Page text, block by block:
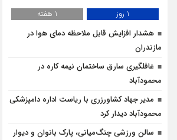
1 روز
1 هفته
هشدار افزایش قابل ملاحظه دمای هوا در
مازندران
غافلگيري سارق ساختمان نيمه کاره در
محمودآباد
مدیر جهاد کشاورزری با ریاست اداره دامپزشکی
محمودآباد دیدار کرد
سالن ورزشی چنگ‌میانی، پارک بانوان و دیوار